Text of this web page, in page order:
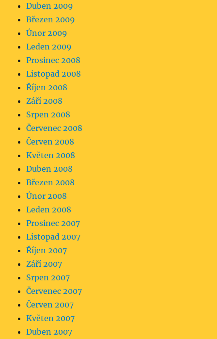
Duben 2009
Březen 2009
Únor 2009
Leden 2009
Prosinec 2008
Listopad 2008
Říjen 2008
Září 2008
Srpen 2008
Červenec 2008
Červen 2008
Květen 2008
Duben 2008
Březen 2008
Únor 2008
Leden 2008
Prosinec 2007
Listopad 2007
Říjen 2007
Září 2007
Srpen 2007
Červenec 2007
Červen 2007
Květen 2007
Duben 2007